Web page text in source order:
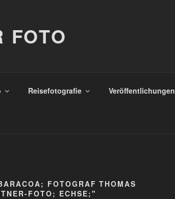
FOTO
Reisefotografie Veröffentlichungen
FOTOGRAF THOMAS
FOTO; ECHSE;"